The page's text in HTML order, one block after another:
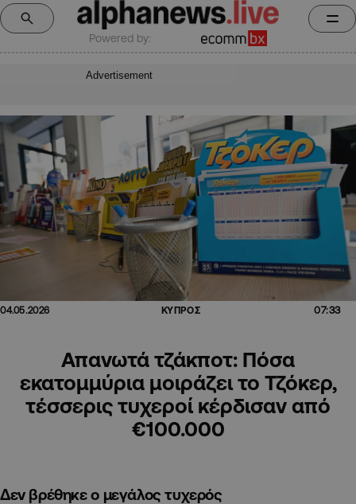
Powered by:
Advertisement
04.05.2026 ΚΥΠΡΟΣ 07:33
Απανωτά τζάκποτ: Πόσα
εκατομμύρια μοιράζει το Τζόκερ,
τέσσερις τυχεροί κέρδισαν από
€100.000
Δεν βρέθηκε ο μεγάλος τυχερός